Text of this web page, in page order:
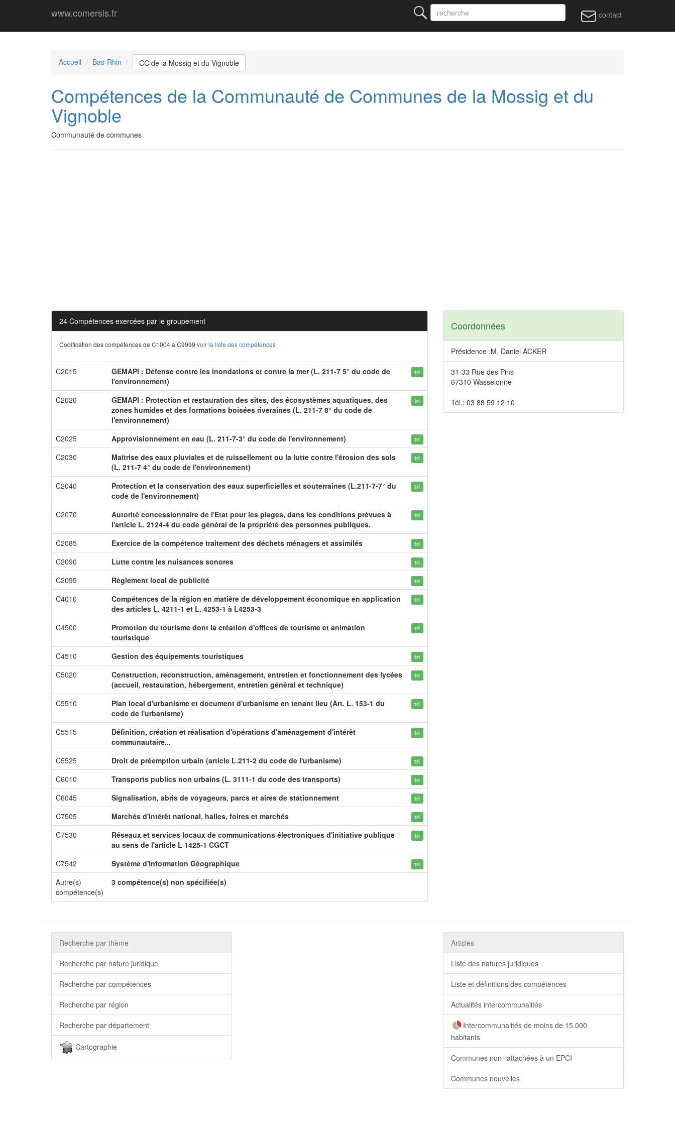
www.comersis.fr contact
Accueil Bas-Rhin CC de la Mossig et du Vignoble
Compétences de la Communauté de Communes de la Mossig et du
Vignoble
Communauté de communes
24 Compétences exercées par le groupement
Codification des compétences de C1004 à C9999 voir la liste des compétences
C2015
GEMAPI : Défense contre les inondations et contre la mer (L. 211-7 5° du code de
l'environnement)
tri
C2020
GEMAPI : Protection et restauration des sites, des écosystèmes aquatiques, des
zones humides et des formations boisées riveraines (L. 211-7 8° du code de
l'environnement)
tri
C2025 Approvisionnement en eau (L. 211-7-3° du code de l'environnement) tri
C2030
Maîtrise des eaux pluviales et de ruissellement ou la lutte contre l'érosion des sols
(L. 211-7 4° du code de l'environnement)
tri
C2040
Protection et la conservation des eaux superficielles et souterraines (L.211-7-7° du
code de l'environnement)
tri
C2070
Autorité concessionnaire de l'Etat pour les plages, dans les conditions prévues à
l'article L. 2124-4 du code général de la propriété des personnes publiques.
tri
C2085 Exercice de la compétence traitement des déchets ménagers et assimilés tri
C2090 Lutte contre les nuisances sonores tri
C2095 Règlement local de publicité tri
C4010
Compétences de la région en matière de développement économique en application
des articles L. 4211-1 et L. 4253-1 à L4253-3
tri
C4500
Promotion du tourisme dont la création d'offices de tourisme et animation
touristique
tri
C4510 Gestion des équipements touristiques tri
C5020
Construction, reconstruction, aménagement, entretien et fonctionnement des lycées
(accueil, restauration, hébergement, entretien général et technique)
tri
C5510
Plan local d'urbanisme et document d'urbanisme en tenant lieu (Art. L. 153-1 du
code de l'urbanisme)
tri
C5515
Définition, création et réalisation d'opérations d'aménagement d'intérêt
communautaire...
tri
C5525 Droit de préemption urbain (article L.211-2 du code de l'urbanisme) tri
C6010 Transports publics non urbains (L. 3111-1 du code des transports) tri
C6045 Signalisation, abris de voyageurs, parcs et aires de stationnement tri
C7505 Marchés d'intérêt national, halles, foires et marchés tri
C7530
Réseaux et services locaux de communications électroniques d'initiative publique
au sens de l'article L 1425-1 CGCT
tri
C7542 Système d'Information Géographique tri
Autre(s)
compétence(s)
3 compétence(s) non spécifiée(s)
Coordonnées
Présidence :M. Daniel ACKER
31-33 Rue des Pins
67310 Wasselonne
Tél.: 03 88 59 12 10
Recherche par thème
Recherche par nature juridique
Recherche par compétences
Recherche par région
Recherche par département
Cartographie
Articles
Liste des natures juridiques
Liste et définitions des compétences
Actualités intercommunalités
Intercommunalités de moins de 15.000
habitants
Communes non-rattachées à un EPCI
Communes nouvelles